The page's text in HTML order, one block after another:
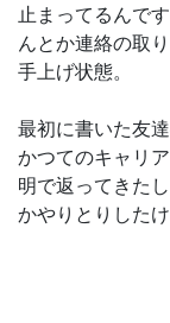
止まってるんで
んとか連絡の取
手上げ状態。
最初に書いた友
かつてのキャリ
明で返ってきた
かやりとりした